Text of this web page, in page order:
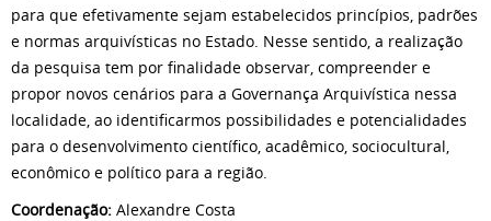
para que efetivamente sejam estabelecidos princípios, padrões
e normas arquivísticas no Estado. Nesse sentido, a realização
da pesquisa tem por finalidade observar, compreender e
propor novos cenários para a Governança Arquivística nessa
localidade, ao identificarmos possibilidades e potencialidades
para o desenvolvimento científico, acadêmico, sociocultural,
econômico e político para a região.
Coordenação: Alexandre Costa